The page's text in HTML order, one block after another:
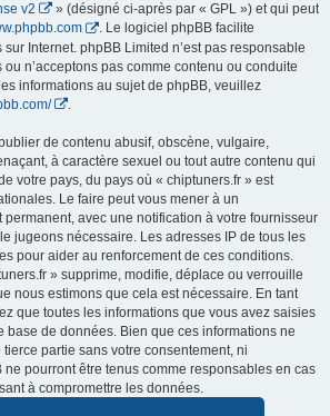
v2
» (désigné ci-après par « GPL ») et qui peut
. Le logiciel phpBB facilite
Internet. phpBB Limited n’est pas responsable
n’acceptons pas comme contenu ou conduite
informations au sujet de phpBB, veuillez
de contenu abusif, obscène, vulgaire,
à caractère sexuel ou tout autre contenu qui
votre pays, du pays où « chiptuners.fr » est
Le faire peut vous mener à un
permanent, avec une notification à votre fournisseur
jugeons nécessaire. Les adresses IP de tous les
pour aider au renforcement de ces conditions.
» supprime, modifie, déplace ou verrouille
nous estimons que cela est nécessaire. En tant
que toutes les informations que vous avez saisies
base de données. Bien que ces informations ne
partie sans votre consentement, ni
ne pourront être tenus comme responsables en cas
à compromettre les données.